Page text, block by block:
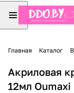
Главная Каталог
Акриловая
12мл Oumaxi